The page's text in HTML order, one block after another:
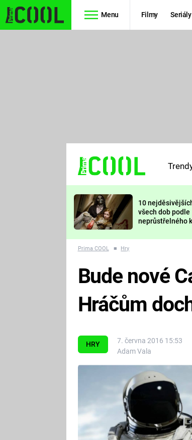
Menu Filmy Seriály
TŘESKU
FUTURAMA
10
všech dob podle
neprůstřelného
nejvíc zvednou
Prima COOL ■ Hry
HRY
7. června 2016 15:53
Adam Vala
Bude nové
Hráčům